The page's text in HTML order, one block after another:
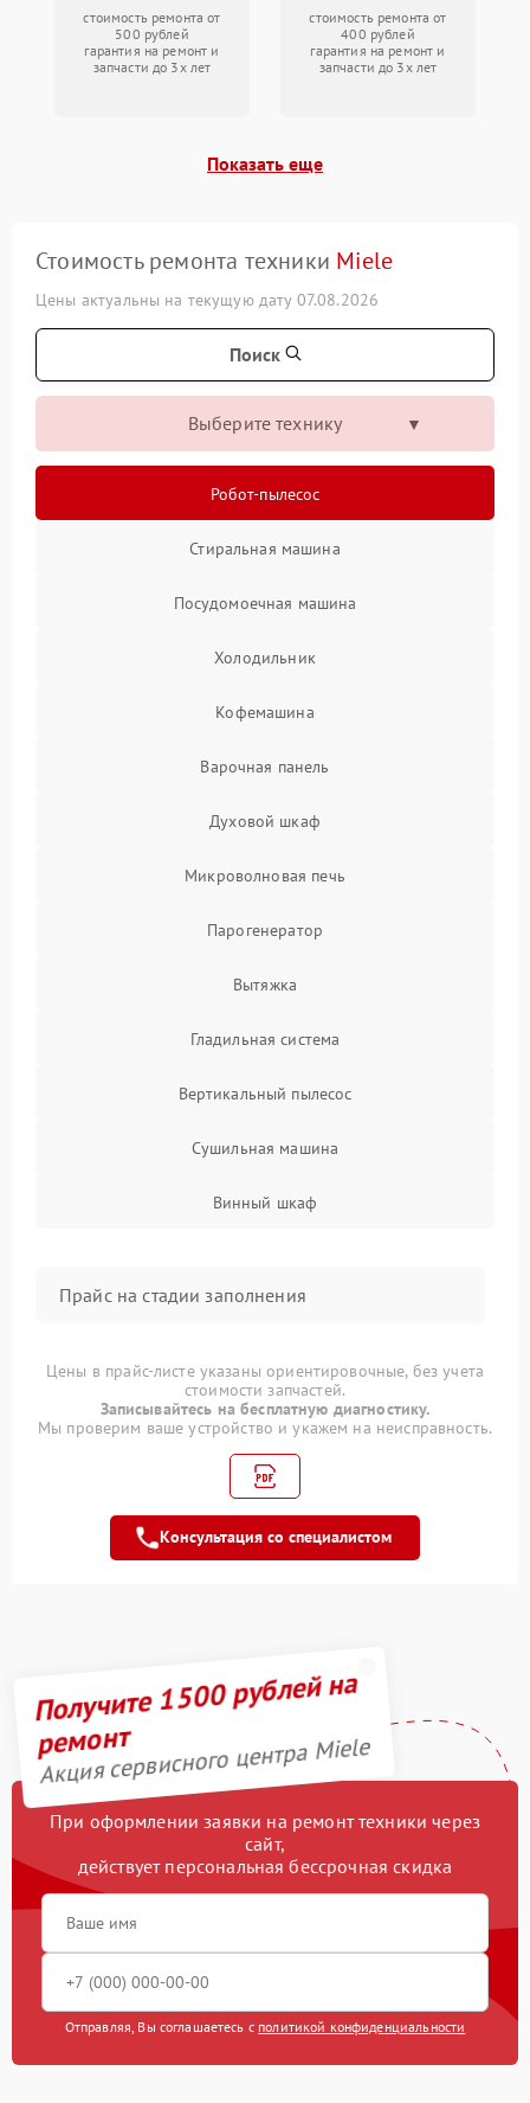
стоимость ремонта от
500 рублей
гарантия на ремонт и
запчасти до 3х лет
стоимость ремонта от
400 рублей
гарантия на ремонт и
запчасти до 3х лет
Показать еще
Стоимость ремонта техники Miele
Цены актуальны на текущую дату 07.08.2026
Поиск
Выберите технику
Робот-пылесос
Стиральная машина
Посудомоечная машина
Холодильник
Кофемашина
Варочная панель
Духовой шкаф
Микроволновая печь
Парогенератор
Вытяжка
Гладильная система
Вертикальный пылесос
Сушильная машина
Винный шкаф
Прайс на стадии заполнения
Цены в прайс-листе указаны ориентировочные, без учета
стоимости запчастей.
Записывайтесь на бесплатную диагностику.
Мы проверим ваше устройство и укажем на неисправность.
Консультация со специалистом
Получите 1500 рублей на
ремонт
Акция сервисного центра Miele
При оформлении заявки на ремонт техники через
сайт,
действует персональная бессрочная скидка
Отправляя, Вы соглашаетесь с политикой конфиденциальности